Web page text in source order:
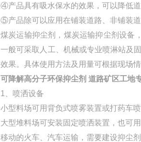
④产品具有吸水保水的效果，可以降低道
⑤产品除可以应用在铺装道路、非铺装
煤炭运输抑尘剂，煤炭运输抑尘剂设备
一般可采取人工、机械或专业喷淋站及
效果。具体使用方法及用量可根据现场
可降解高分子环保抑尘剂 道路矿区工地
1、喷洒设备
小型料场可用背负式喷雾装置或打药车喷
大型堆料场可安装固定喷洒装置，也可
移动的火车、汽车运输，需要建设抑尘